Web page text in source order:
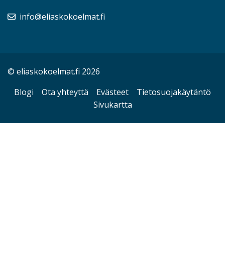
info@eliaskokoelmat.fi
© eliaskokoelmat.fi 2026
Blogi
Ota yhteyttä Evästeet
Tietosuojakäytäntö
Sivukartta